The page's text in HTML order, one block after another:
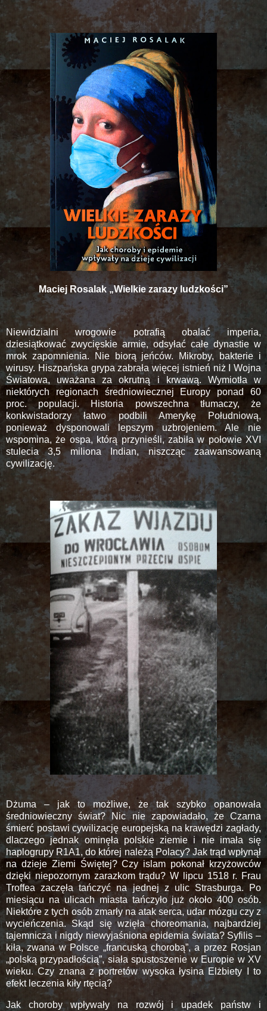
Maciej Rosalak „Wielkie zarazy ludzkości”
Niewidzialni wrogowie potrafią obalać imperia,
dziesiątkować zwycięskie armie, odsyłać całe dynastie w
mrok zapomnienia. Nie biorą jeńców. Mikroby, bakterie i
wirusy. Hiszpańska grypa zabrała więcej istnień niż I Wojna
Światowa, uważana za okrutną i krwawą. Wymiotła w
niektórych regionach średniowiecznej Europy ponad 60
proc. populacji. Historia powszechna tłumaczy, że
konkwistadorzy łatwo podbili Amerykę Południową,
ponieważ dysponowali lepszym uzbrojeniem. Ale nie
wspomina, że ospa, którą przynieśli, zabiła w połowie XVI
stulecia 3,5 miliona Indian, niszcząc zaawansowaną
cywilizację.
Dżuma – jak to możliwe, że tak szybko opanowała
średniowieczny świat? Nic nie zapowiadało, że Czarna
śmierć postawi cywilizację europejską na krawędzi zagłady,
dlaczego jednak ominęła polskie ziemie i nie imała się
haplogrupy R1A1, do której należą Polacy? Jak trąd wpłynął
na dzieje Ziemi Świętej? Czy islam pokonał krzyżowców
dzięki niepozornym zarazkom trądu? W lipcu 1518 r. Frau
Troffea zaczęła tańczyć na jednej z ulic Strasburga. Po
miesiącu na ulicach miasta tańczyło już około 400 osób.
Niektóre z tych osób zmarły na atak serca, udar mózgu czy z
wycieńczenia. Skąd się wzięła choreomania, najbardziej
tajemnicza i nigdy niewyjaśniona epidemia świata? Syfilis –
kiła, zwana w Polsce „francuską chorobą”, a przez Rosjan
„polską przypadłością”, siała spustoszenie w Europie w XV
wieku. Czy znana z portretów wysoka łysina Elżbiety I to
efekt leczenia kiły rtęcią?
Jak choroby wpływały na rozwój i upadek państw i